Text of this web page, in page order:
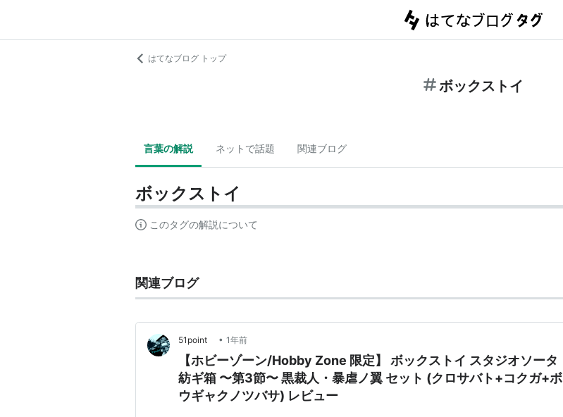
はてなブログ トップ
ボックストイ
言葉の解説 ネットで話題 関連ブログ
ボックストイ
このタグの解説について
関連ブログ
51point • 1年前
【ホビーゾーン/Hobby Zone 限定】 ボックストイ スタジオソータ
紡ギ箱 〜第3節〜 黒裁人・暴虐ノ翼 セット (クロサバト+コクガ+ボ
ウギャクノツバサ) レビュー